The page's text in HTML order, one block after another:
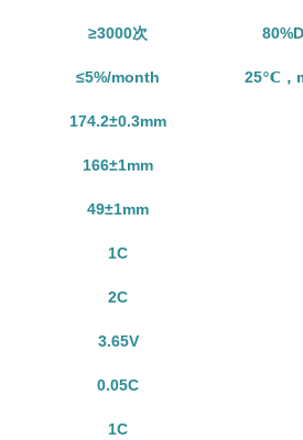
≥3000次
≤5%/month 25℃，
174.2±0.3mm
166±1mm
49±1mm
1C
2C
3.65V
0.05C
1C